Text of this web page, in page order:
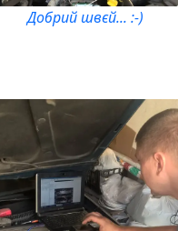
Добрий швєй... :-)